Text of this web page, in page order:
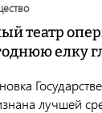
театр
елку
лучшей